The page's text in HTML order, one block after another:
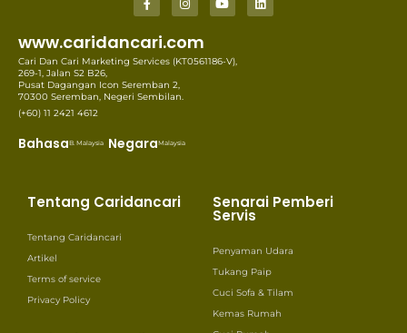
www.caridancari.com
Cari Dan Cari Marketing Services (KT0561186-V),
269-1, Jalan S2 B26,
Pusat Dagangan Icon Seremban 2,
70300 Seremban, Negeri Sembilan.
(+60) 11 2421 4612
BahasaB. Malaysia NegaraMalaysia
Tentang Caridancari
Tentang Caridancari
Artikel
Terms of service
Privacy Policy
Senarai Pemberi
Servis
Penyaman Udara
Tukang Paip
Cuci Sofa & Tilam
Kemas Rumah